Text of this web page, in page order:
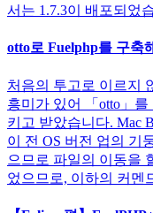
서는 1.7.3이 배포되었
otto로 Fuelphp를 구축
처음의 투고로 이르지
흥미가 있어 「otto」
키고 받았습니다. Mac
이 전 OS 버전 업의 기
으므로 파일의 이동을
었으므로, 이하의 커멘